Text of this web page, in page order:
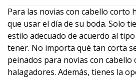
Para las novias con cabello corto
que usar el día de su boda. Solo
estilo adecuado de acuerdo al
tener. No importa qué tan corta
peinados para novias con
halagadores. Además, tienes la